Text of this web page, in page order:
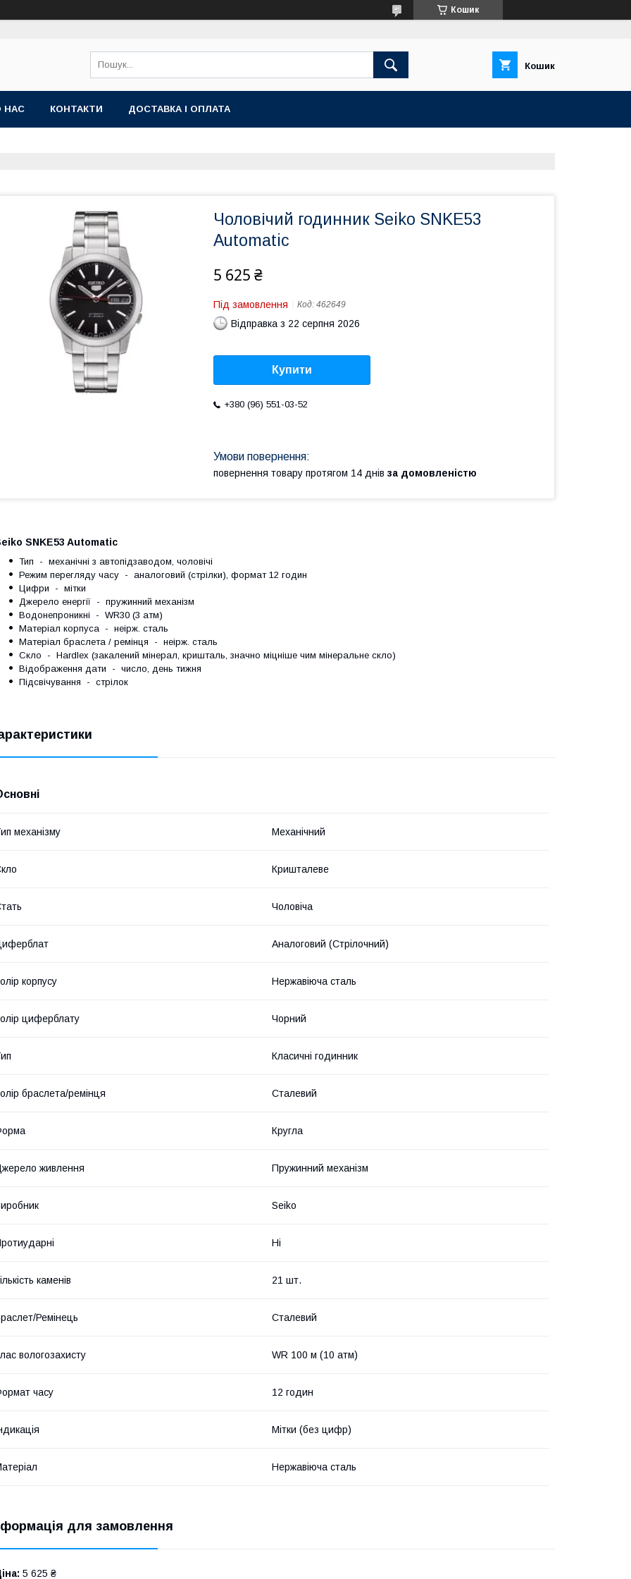
Кошик
Кошик
НАС КОНТАКТИ ДОСТАВКА І ОПЛАТА
Чоловічий годинник Seiko SNKE53
Automatic
5 625 ₴
Під замовлення Код: 462649
Відправка з 22 серпня 2026
Купити
+380 (96) 551-03-52
повернення товару протягом 14 днів за домовленістю
SNKE53 Automatic
Тип - механічні з автопідзаводом, чоловічі
Режим перегляду часу - аналоговий (стрілки), формат 12 годин
Цифри - мітки
Джерело енергії - пружинний механізм
Водонепроникні - WR30 (3 атм)
Матеріал корпуса - неірж. сталь
Матеріал браслета / ремінця - неірж. сталь
Скло - Hardlex (закалений мінерал, кришталь, значно міцніше чим мінеральне скло)
Відображення дати - число, день тижня
Підсвічування - стрілок
механізму Механічний
Кришталеве
Чоловіча
Аналоговий (Стрілочний)
корпусу Нержавіюча сталь
циферблату Чорний
Класичні годинник
браслета/ремінця Сталевий
Кругла
живлення Пружинний механізм
Seiko
Ні
каменів 21 шт.
Ремінець Сталевий
вологозахисту WR 100 м (10 атм)
часу 12 годин
Мітки (без цифр)
Нержавіюча сталь
для замовлення
5 625 ₴